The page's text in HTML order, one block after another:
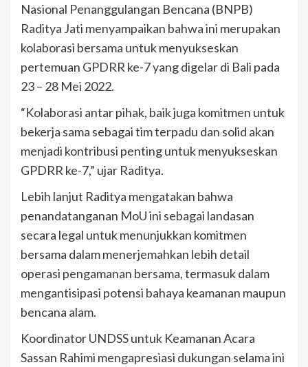
Nasional Penanggulangan Bencana (BNPB)
Raditya Jati menyampaikan bahwa ini merupakan
kolaborasi bersama untuk menyukseskan
pertemuan GPDRR ke-7 yang digelar di Bali pada
23 – 28 Mei 2022.
“Kolaborasi antar pihak, baik juga komitmen untuk
bekerja sama sebagai tim terpadu dan solid akan
menjadi kontribusi penting untuk menyukseskan
GPDRR ke-7,” ujar Raditya.
Lebih lanjut Raditya mengatakan bahwa
penandatanganan MoU ini sebagai landasan
secara legal untuk menunjukkan komitmen
bersama dalam menerjemahkan lebih detail
operasi pengamanan bersama, termasuk dalam
mengantisipasi potensi bahaya keamanan maupun
bencana alam.
Koordinator UNDSS untuk Keamanan Acara
Sassan Rahimi mengapresiasi dukungan selama ini